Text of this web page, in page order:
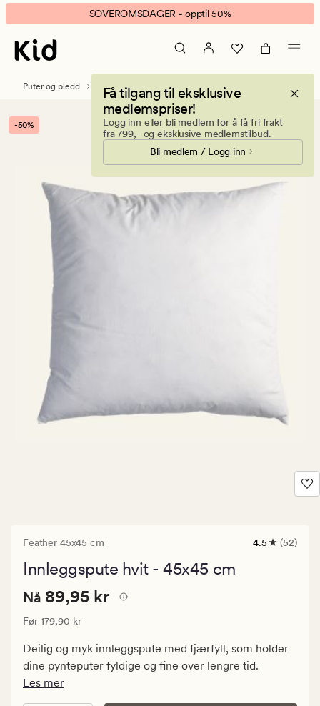
Feather
45x45
cm
innleggspute
banner.
Klikk
ESCAPE
pause.
SOVEROMSDAGER - opptil 50%
Få tilgang til eksklusive
medlemspriser!
Logg inn eller bli medlem for å få fri frakt
fra 799,- og eksklusive medlemstilbud.
Bli medlem / Logg inn
Puter og pledd Innleggsputer
-50%
Feather 45x45 cm
52
4.5 (52)
Innleggspute hvit - 45x45 cm
Nåværende
89,95
kr.
Vanlig
pris
Nåværende pris
Nå 89,95 kr
Vanlig pris 179,90 kr
Før179,90 kr
Deilig og myk innleggspute med fjærfyll, som holder
dine pynteputer fyldige og fine over lengre tid.
Les mer